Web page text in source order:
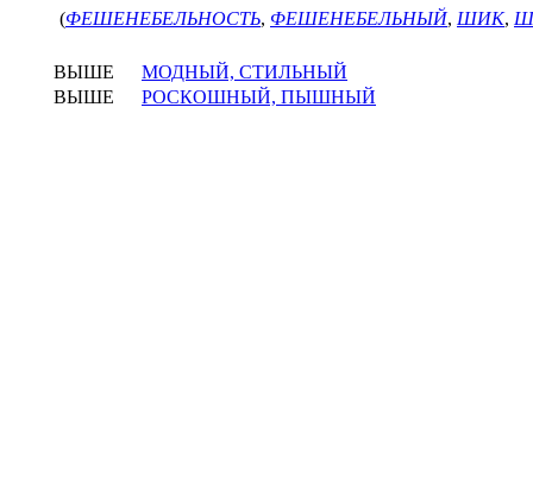
(ФЕШЕНЕБЕЛЬНОСТЬ, ФЕШЕНЕБЕЛЬНЫЙ, ШИК,
ВЫШЕ
МОДНЫЙ, СТИЛЬНЫЙ
ВЫШЕ
РОСКОШНЫЙ, ПЫШНЫЙ